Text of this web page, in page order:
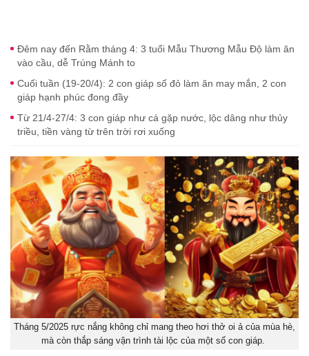
Đêm nay đến Rằm tháng 4: 3 tuổi Mẫu Thương Mẫu Độ làm ăn
vào cầu, dễ Trúng Mánh to
Cuối tuần (19-20/4): 2 con giáp số đỏ làm ăn may mắn, 2 con
giáp hạnh phúc đong đầy
Từ 21/4-27/4: 3 con giáp như cá gặp nước, lộc dâng như thủy
triều, tiền vàng từ trên trời rơi xuống
Tháng 5/2025 rực nắng không chỉ mang theo hơi thở oi ả của mùa hè,
mà còn thắp sáng vận trình tài lộc của một số con giáp.